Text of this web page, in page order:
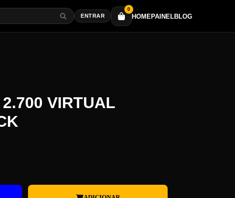
ENTRAR
0
HOMEPAINELBLOG
VIRTUAL